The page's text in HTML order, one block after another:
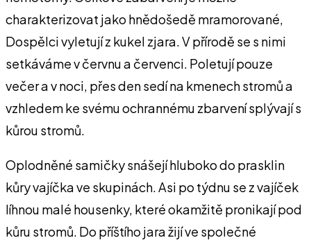
charakterizovat jako hnědošedě mramorované,
Dospělci vyletují z kukel zjara. V přírodě se s nimi
setkáváme v červnu a červenci. Poletují pouze
večer a v noci, přes den sedí na kmenech stromů a
vzhledem ke svému ochrannému zbarvení splývají s
kůrou stromů.
Oplodněné samičky snášejí hluboko do prasklin
kůry vajíčka ve skupinách. Asi po týdnu se z vajíček
líhnou malé housenky, které okamžitě pronikají pod
kůru stromů. Do příštího jara žijí ve společné